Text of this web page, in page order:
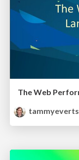
tammyeverts